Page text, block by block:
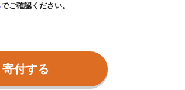
でご確認ください。
寄付する